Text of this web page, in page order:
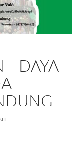
– DAYA